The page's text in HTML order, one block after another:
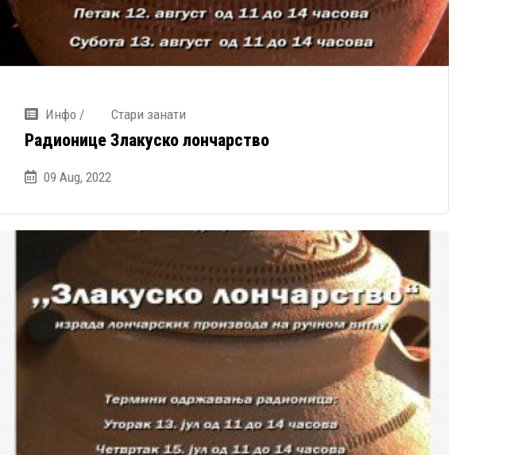
Инфо / Стари занати
Радионице Злакуско лончарство
09 Aug, 2022